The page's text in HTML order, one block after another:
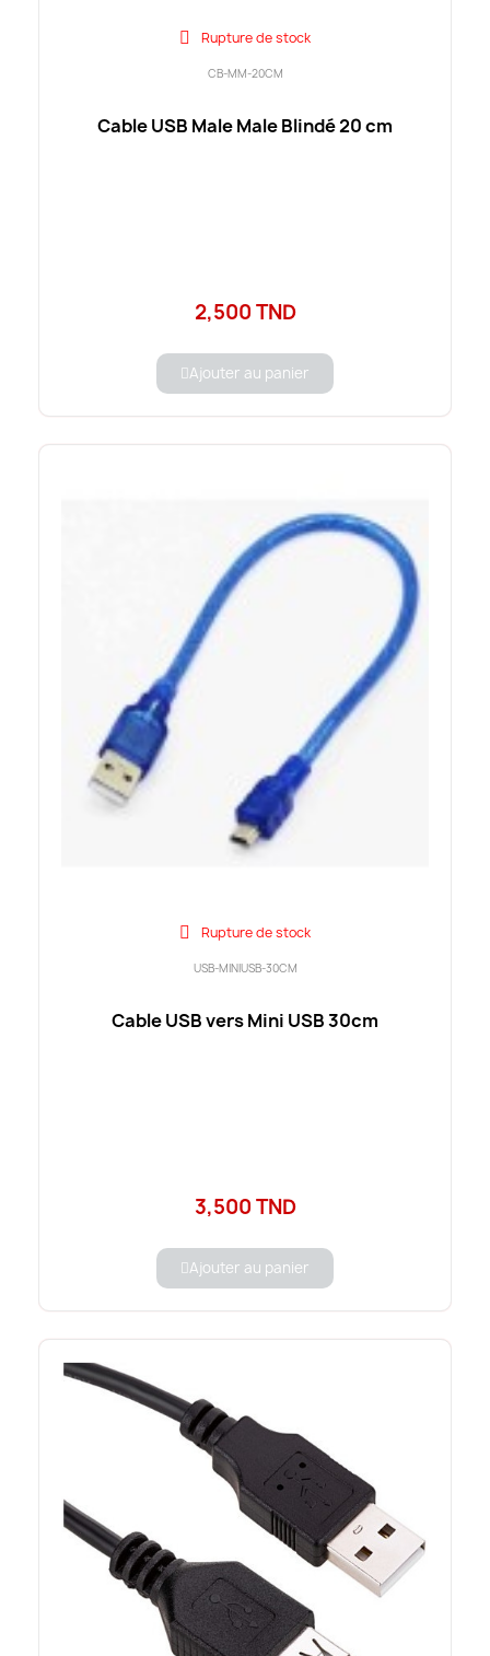
Rupture de stock
CB-MM-20CM
Cable USB Male Male Blindé 20 cm
2,500 TND
Ajouter au panier
Rupture de stock
USB-MINIUSB-30CM
Cable USB vers Mini USB 30cm
3,500 TND
Ajouter au panier